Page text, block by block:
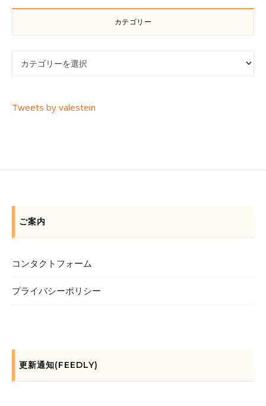
カテゴリー
カテゴリー
Tweets by valestein
ご案内
コンタクトフォーム
プライバシーポリシー
更新通知(FEEDLY)